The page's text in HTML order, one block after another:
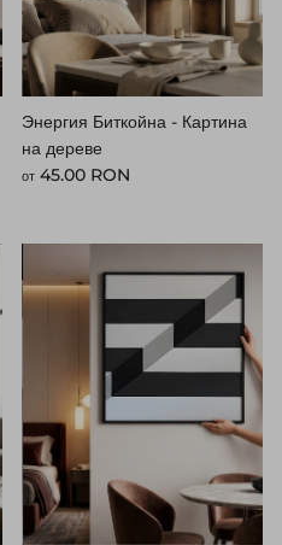
Энергия Биткойна - Картина
на дереве
Стандартная цена
от 45.00 RON